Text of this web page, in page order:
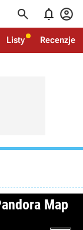
  
Listy Recenzje